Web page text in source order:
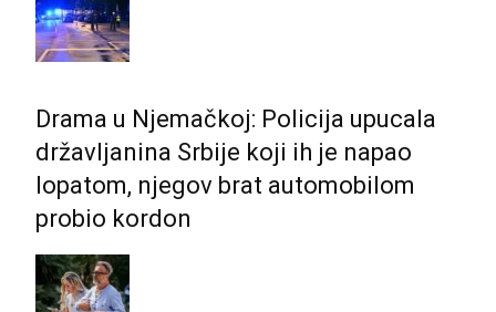
Drama u Njemačkoj: Policija upucala
državljanina Srbije koji ih je napao
lopatom, njegov brat automobilom
probio kordon